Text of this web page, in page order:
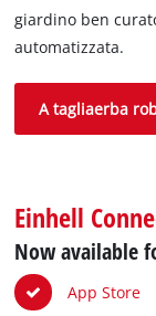
giardino ben
automatizzata.
A tagliaerba
Einhell
Now available
App Store